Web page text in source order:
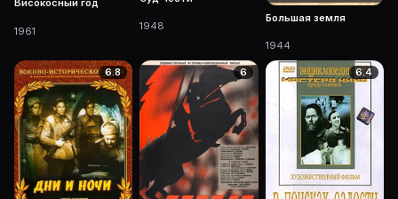
Високосный год
1961 1948
Большая земля
1944
6.8 6 6.4